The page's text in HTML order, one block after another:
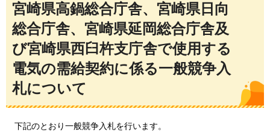
宮崎県高鍋総合庁舎、宮崎県日向
総合庁舎、宮崎県延岡総合庁舎及
び宮崎県西臼杵支庁舎で使用する
電気の需給契約に係る一般競争入
札について
下記のとおり一般競争入札を行います。